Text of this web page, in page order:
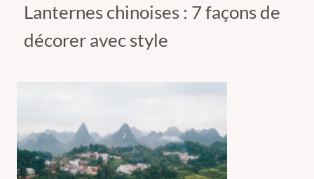
Lanternes chinoises : 7 façons de
décorer avec style